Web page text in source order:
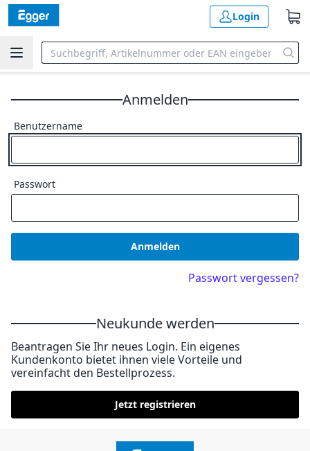
Login
Anmelden
Benutzername
Passwort
Anmelden
Passwort vergessen?
Neukunde werden
Beantragen Sie Ihr neues Login. Ein eigenes
Kundenkonto bietet ihnen viele Vorteile und
vereinfacht den Bestellprozess.
Jetzt registrieren